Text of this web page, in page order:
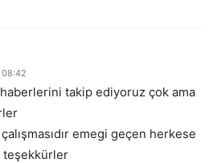
08:42
haberlerini takip ediyoruz çok ama
emegi geçen herkese
teşekkürler